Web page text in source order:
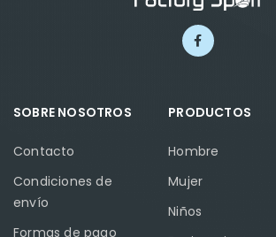
SOBRE NOSOTROS
Contacto
Condiciones de
envío
Formas de pago
PRODUCTOS
Hombre
Mujer
Niños